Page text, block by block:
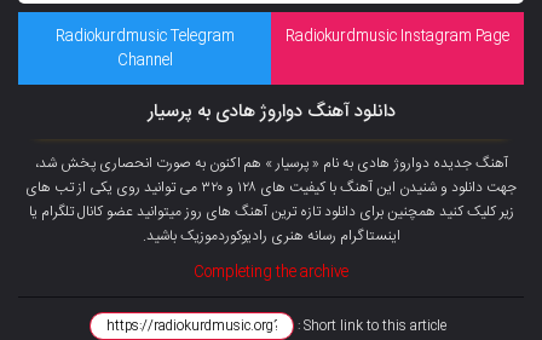
Radiokurdmusic Instagram Page
Radiokurdmusic Telegram
Channel
دانلود آهنگ دواروژ هادی به پرسیار
آهنگ جدیده دواروژ هادی به نام « پرسیار » هم اکنون به صورت انحصاری پخش شد،
جهت دانلود و شنیدن این آهنگ با کیفیت های ۱۲۸ و ۳۲۰ می توانید روی یکی از تب های
زیر کلیک کنید همچنین برای دانلود تازه ترین آهنگ های روز میتوانیدعضو کانال تلگرام یا
اینستاگرام رسانه هنری رادیوکوردموزیک باشید.
Completing the archive
Short link to this article :